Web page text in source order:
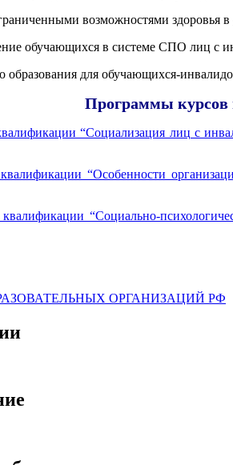
возможностями
обучающихся в системе СПО лиц с
образования для обучающихся-
Программы
“Социализация лиц с
“Особенности
“Социально-